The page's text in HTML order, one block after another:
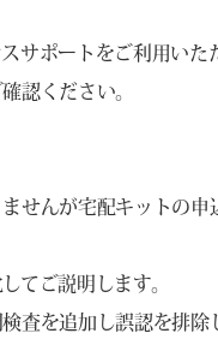
サポートをご利用いた
認ください。
せんが宅配キットの
てご説明します。
査を追加し誤認を排除